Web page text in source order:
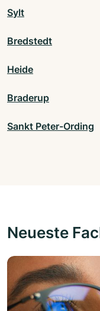
Sylt
Bredstedt
Heide
Braderup
Sankt Peter-Ording
Neueste